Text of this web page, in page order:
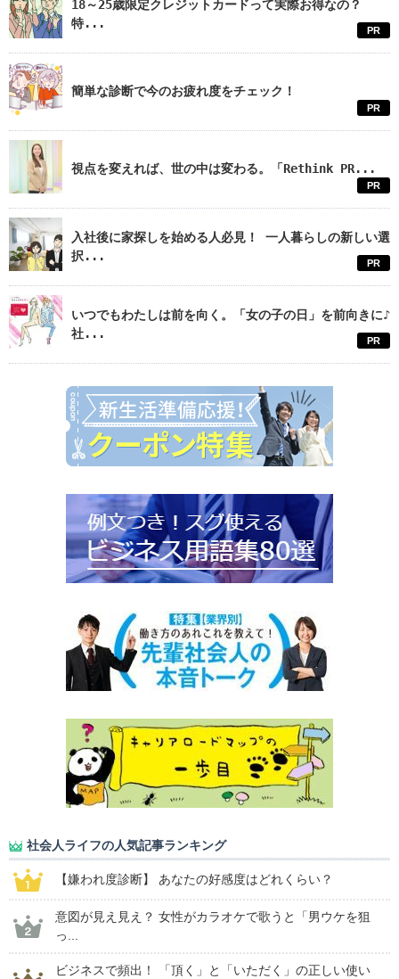
18～25歳限定クレジットカードって実際お得なの？
特...
PR
簡単な診断で今のお疲れ度をチェック！
PR
視点を変えれば、世の中は変わる。「Rethink PR...
PR
入社後に家探しを始める人必見！ 一人暮らしの新しい選
択...
PR
いつでもわたしは前を向く。「女の子の日」を前向きに♪
社...
PR
社会人ライフの人気記事ランキング
【嫌われ度診断】 あなたの好感度はどれくらい？
意図が見え見え？ 女性がカラオケで歌うと「男ウケを狙
っ...
ビジネスで頻出！ 「頂く」と「いただく」の正しい使い